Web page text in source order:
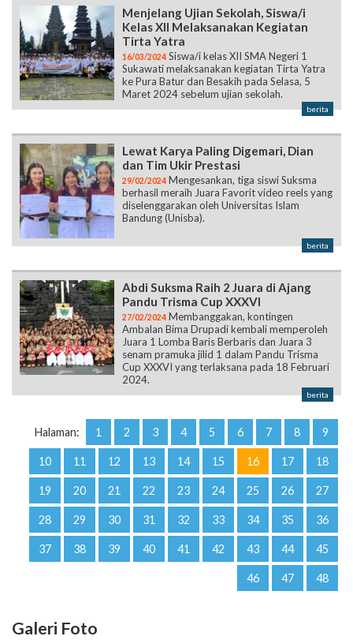
Menjelang Ujian Sekolah, Siswa/i
Kelas XII Melaksanakan Kegiatan
Tirta Yatra
16/03/2024 Siswa/i kelas XII SMA Negeri 1
Sukawati melaksanakan kegiatan Tirta Yatra
ke Pura Batur dan Besakih pada Selasa, 5
Maret 2024 sebelum ujian sekolah.
berita
Lewat Karya Paling Digemari, Dian
dan Tim Ukir Prestasi
29/02/2024 Mengesankan, tiga siswi Suksma
berhasil meraih Juara Favorit video reels yang
diselenggarakan oleh Universitas Islam
Bandung (Unisba).
berita
Abdi Suksma Raih 2 Juara di Ajang
Pandu Trisma Cup XXXVI
27/02/2024 Membanggakan, kontingen
Ambalan Bima Drupadi kembali memperoleh
Juara 1 Lomba Baris Berbaris dan Juara 3
senam pramuka jilid 1 dalam Pandu Trisma
Cup XXXVI yang terlaksana pada 18 Februari
2024.
berita
Halaman: 1 2 3 4 5 6 7 8 9
10 11 12 13 14 15 16 17 18
19 20 21 22 23 24 25 26 27
28 29 30 31 32 33 34 35 36
37 38 39 40 41 42 43 44 45
46 47 48
Galeri Foto